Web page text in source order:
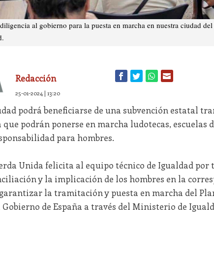
al gobierno para la puesta en marcha en nuestra ciudad
Redacción
25-01-2024 | 13:20
podrá beneficiarse de una subvención estatal
que podrán ponerse en marcha ludotecas, escuelas
para hombres.
Unida felicita al equipo técnico de Igualdad por
y la implicación de los hombres en la
la tramitación y puesta en marcha del
Gobierno de España a través del Ministerio de